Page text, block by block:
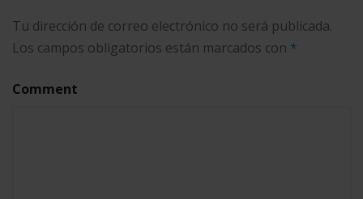
Tu dirección de correo electrónico no será publicada.
Los campos obligatorios están marcados con *
Comment